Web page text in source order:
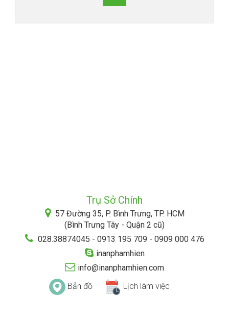
Trụ Sở Chính
57 Đường 35, P. Bình Trưng, TP. HCM
(Bình Trưng Tây - Quận 2 cũ)
028.38874045 - 0913 195 709 - 0909 000 476
inanphamhien
info@inanphamhien.com
Bản đồ
Lịch làm việc